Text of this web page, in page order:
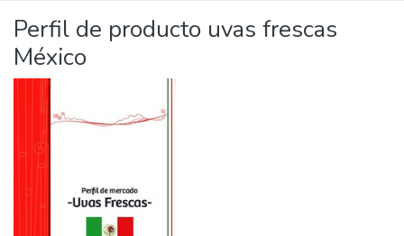
Perfil de producto uvas frescas
México